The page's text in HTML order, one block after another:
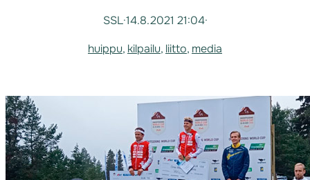
SSL·14.8.2021 21:04·
huippu, kilpailu, liitto, media